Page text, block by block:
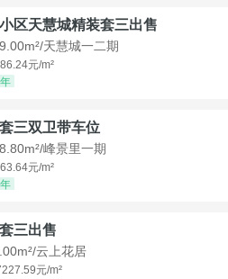
区天慧城精装套三出售
天慧城一二期
元/m²
三双卫带车位
峰景里一期
元/m²
三出售
云上花居
元/m²